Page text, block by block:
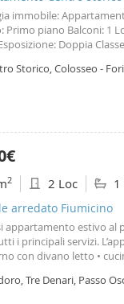
immobile:
Primo piano Balconi: 1
Doppia
al primo piano di un
con balcone, e tripli
L’immobile è
ed eventualmente
di vivere la città al
opportunità per chi
un’abitazione dal
Storico, Colosseo -
2 2 Loc 1
arredato Fiumicino
appartamento estivo al
i principali servizi.
con divano letto •
Luglio: €2. 500? Agosto:
Tre Denari, Passo